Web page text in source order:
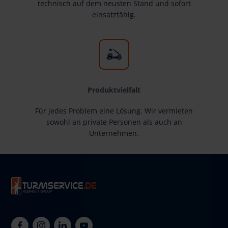
technisch auf dem neusten Stand und sofort
einsatzfähig.
Produktvielfalt
Für jedes Problem eine Lösung. Wir vermieten
sowohl an private Personen als auch an
Unternehmen.